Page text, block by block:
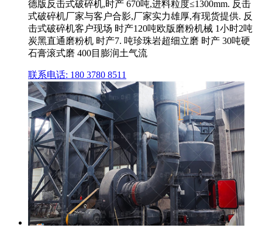
德版反击式破碎机,时产 670吨,进料粒度≤1300mm. 反击
式破碎机厂家与客户合影,厂家实力雄厚,有现货提供. 反
击式破碎机客户现场 时产120吨欧版磨粉机械 1小时2吨
炭黑直通磨粉机 时产7. 吨珍珠岩超细立磨 时产 30吨硬
石膏滚式磨 400目膨润土气流
联系电话: 180 3780 8511